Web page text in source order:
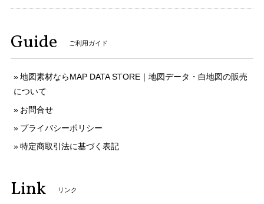
Guide ご利用ガイド
地図素材ならMAP DATA STORE｜地図データ・白地図の販売
について
お問合せ
プライバシーポリシー
特定商取引法に基づく表記
Link リンク